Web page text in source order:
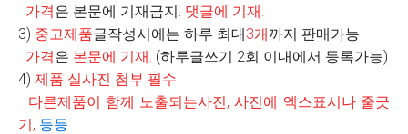
가격은 본문에 기재금지. 댓글에 기재.
3) 중고제품글작성시에는 하루 최대3개까지 판매가능
가격은 본문에 기재. (하루글쓰기 2회 이내에서 등록가능)
4) 제품 실사진 첨부 필수.
다른제품이 함께 노출되는사진,사진에 엑스표시나 줄긋
기, 등등